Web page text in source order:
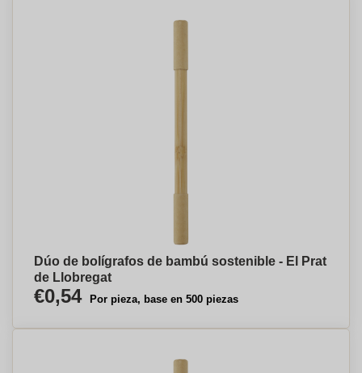
Dúo de bolígrafos de bambú sostenible - El Prat
de Llobregat
€0,54 Por pieza, base en 500 piezas